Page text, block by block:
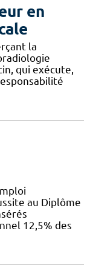
en
la
qui exécute,
au Diplôme
12,5% des